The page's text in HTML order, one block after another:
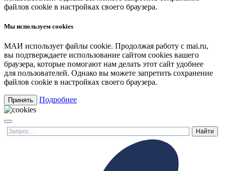
файлов cookie в настройках своего браузера.
Мы используем cookies
МАИ использует файлы cookie. Продолжая работу с mai.ru,
вы подтверждаете использование сайтом cookies вашего
браузера, которые помогают нам делать этот сайт удобнее
для пользователей. Однако вы можете запретить сохранение
файлов cookie в настройках своего браузера.
Принять Подробнее